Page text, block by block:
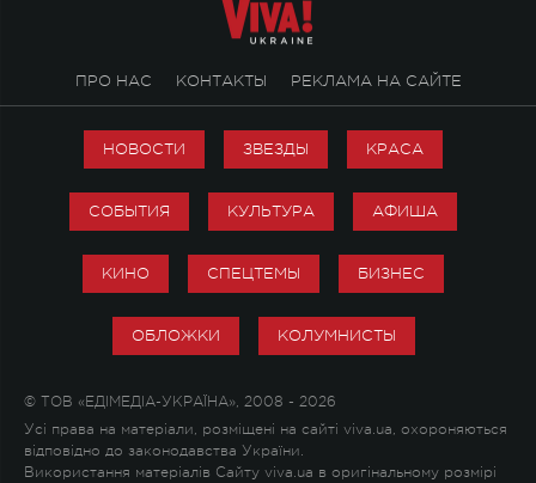
ПРО НАС КОНТАКТЫ РЕКЛАМА НА САЙТЕ
НОВОСТИ ЗВЕЗДЫ КРАСА
СОБЫТИЯ КУЛЬТУРА АФИША
КИНО СПЕЦТЕМЫ БИЗНЕС
ОБЛОЖКИ КОЛУМНИСТЫ
© ТОВ «ЕДІМЕДІА-УКРАЇНА», 2008 - 2026
Усі права на матеріали, розміщені на сайті viva.ua, охороняються
відповідно до законодавства України.
Використання матеріалів Сайту viva.ua в оригінальному розмірі